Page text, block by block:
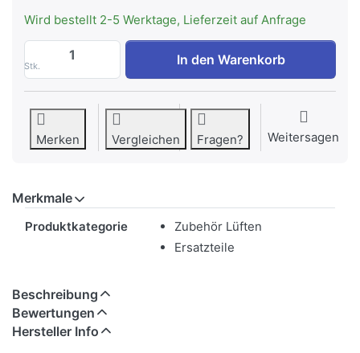
Wird bestellt 2-5 Werktage, Lieferzeit auf Anfrage
Stk.
WESCO Fettfilter 498 x 170 x 7mm
In den Warenkorb
Merken Vergleichen Fragen? Weitersagen
Merkmale
Produktkategorie
Zubehör Lüften
Ersatzteile
Beschreibung
Bewertungen
Hersteller Info